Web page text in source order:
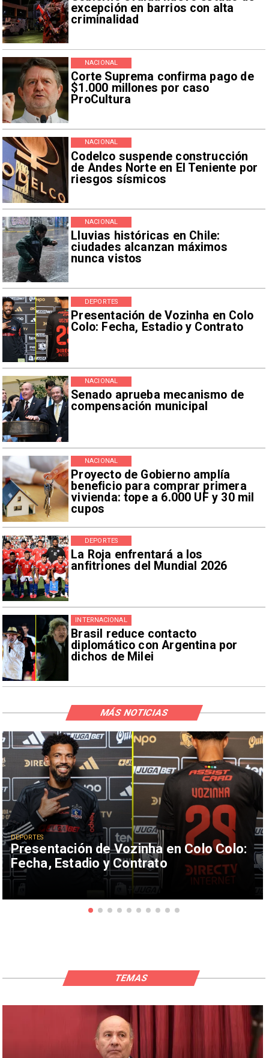
excepción en barrios con alta
criminalidad
Corte Suprema confirma pago de
$1.000 millones por caso
ProCultura
NACIONAL
Codelco suspende construcción
de Andes Norte en El Teniente por
riesgos sísmicos
NACIONAL
Lluvias históricas en Chile:
ciudades alcanzan máximos
nunca vistos
NACIONAL
Presentación de Vozinha en Colo
Colo: Fecha, Estadio y Contrato
DEPORTES
Senado aprueba mecanismo de
compensación municipal
NACIONAL
Proyecto de Gobierno amplía
beneficio para comprar primera
vivienda: tope a 6.000 UF y 30 mil
cupos
NACIONAL
La Roja enfrentará a los
anfitriones del Mundial 2026
DEPORTES
Brasil reduce contacto
diplomático con Argentina por
dichos de Milei
INTERNACIONAL
Presentación de Vozinha en Colo Colo:
Fecha, Estadio y Contrato
DEPORTES
MÁS NOTICIAS
TEMAS